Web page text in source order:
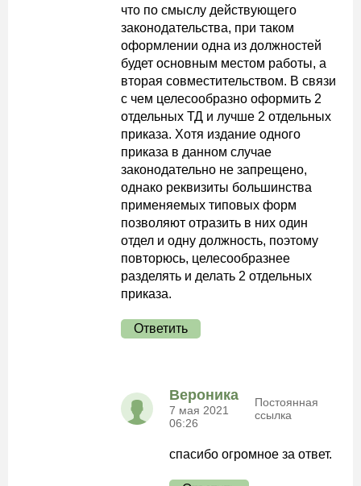
что по смыслу действующего
законодательства, при таком
оформлении одна из должностей
будет основным местом работы, а
вторая совместительством. В связи
с чем целесообразно оформить 2
отдельных ТД и лучше 2 отдельных
приказа. Хотя издание одного
приказа в данном случае
законодательно не запрещено,
однако реквизиты большинства
применяемых типовых форм
позволяют отразить в них один
отдел и одну должность, поэтому
повторюсь, целесообразнее
разделять и делать 2 отдельных
приказа.
Ответить
Вероника
7 мая 2021
06:26
Постоянная
ссылка
спасибо огромное за ответ.